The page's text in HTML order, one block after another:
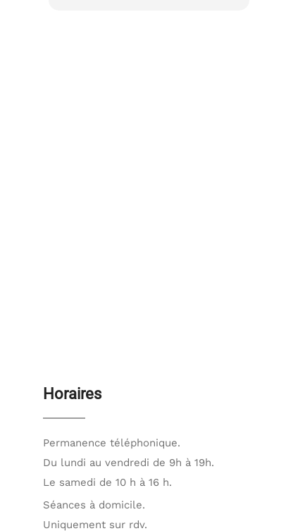
Horaires
Permanence téléphonique.
Du lundi au vendredi de 9h à 19h.
Le samedi de 10 h à 16 h.
Séances à domicile.
Uniquement sur rdv.